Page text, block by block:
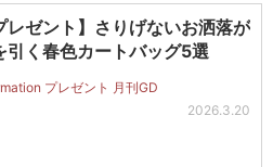
レゼント】さりげないお洒落が
引く春色カートバッグ5選
プレゼント 月刊GD
2026.3.20